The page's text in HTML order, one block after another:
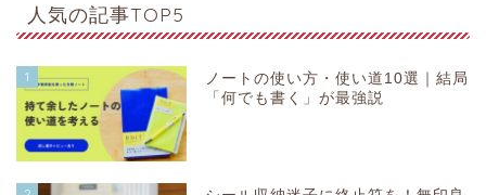
人気の記事TOP5
1
ノートの使い方・使い道10選｜結局
「何でも書く」が最強説